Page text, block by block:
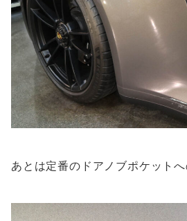
あとは定番のドアノブポケットへ